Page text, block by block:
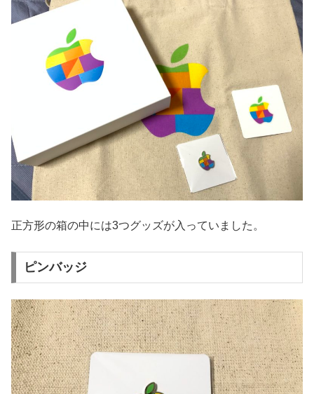
正方形の箱の中には3つグッズが入っていました。
ピンバッジ